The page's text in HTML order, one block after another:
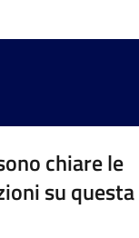
chiare le
su questa